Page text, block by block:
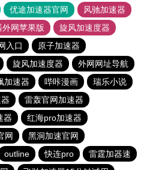
优途加速器官网
风驰加速器
网苹果版
旋风加速度器
入口
原子加速器
旋风加速度器
外网网址导航
加速器 哔咔漫画
瑞乐小说
雷轰官网加速器
器
红海pro加速器
网
黑洞加速官网
outline 快连pro
雷霆加器速